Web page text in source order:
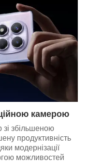
камерою
зі збільшеною
продуктивність
модернізації
можливостей